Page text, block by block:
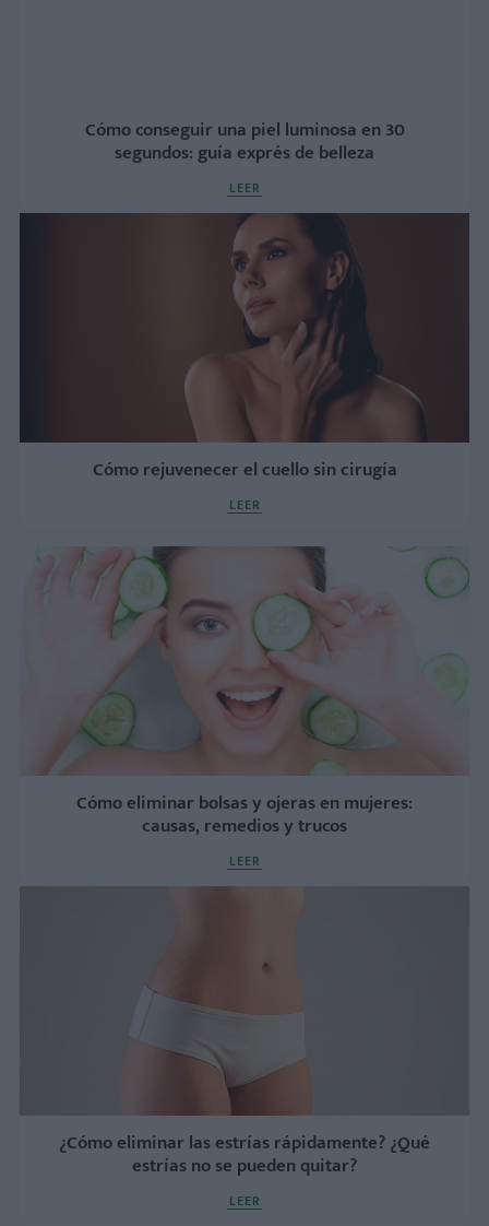
Cómo conseguir una piel luminosa en 30
segundos: guía exprés de belleza
LEER
Cómo rejuvenecer el cuello sin cirugía
LEER
Cómo eliminar bolsas y ojeras en mujeres:
causas, remedios y trucos
LEER
¿Cómo eliminar las estrías rápidamente? ¿Qué
estrías no se pueden quitar?
LEER